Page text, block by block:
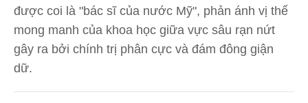
được coi là "bác sĩ của nước Mỹ", phản ánh vị thế
mong manh của khoa học giữa vực sâu rạn nứt
gây ra bởi chính trị phân cực và đám đông giận
dữ.